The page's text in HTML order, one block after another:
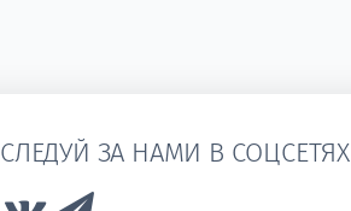
СЛЕДУЙ ЗА НАМИ В СОЦСЕТЯХ
Link to Vk